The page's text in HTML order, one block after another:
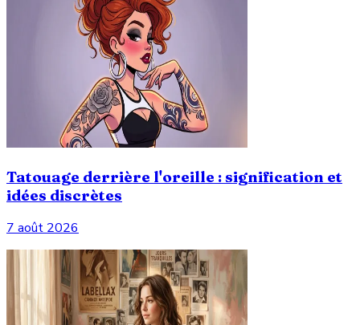
Tatouage derrière l'oreille : signification et
idées discrètes
7 août 2026